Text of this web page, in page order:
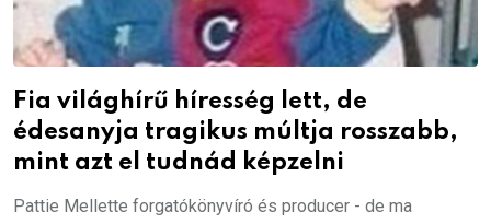
Fia világhírű híresség lett, de
édesanyja tragikus múltja rosszabb,
mint azt el tudnád képzelni
Pattie Mellette forgatókönyvíró és producer - de ma